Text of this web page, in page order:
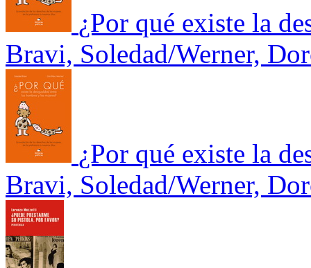
¿Por qué existe la
Bravi, Soledad/Werner,
¿Por qué existe la
Bravi, Soledad/Werner,